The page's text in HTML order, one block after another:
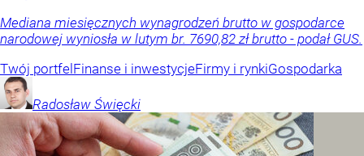
Mediana miesięcznych wynagrodzeń brutto w gospodarce
narodowej wyniosła w lutym br. 7690,82 zł brutto - podał GUS.
Twój portfel Finanse i inwestycjeFirmy i rynkiGospodarka
Radosław Święcki